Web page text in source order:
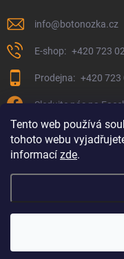
Tento web používá
tohoto webu
informací zde.
info@botonozka.cz
+420 723
+420 723
Sledujte nás na